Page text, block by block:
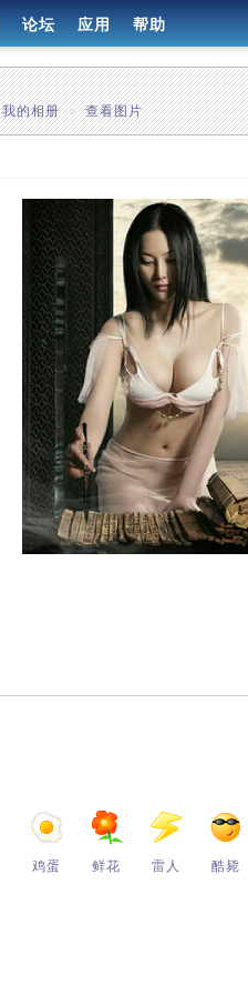
论坛 应用 帮助
我的相册 » 查看图片
鸡蛋 鲜花 雷人 酷毙